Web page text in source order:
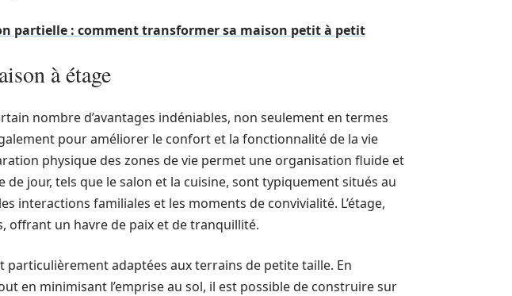
partielle : comment transformer sa maison petit à petit
à étage
nombre d’avantages indéniables, non seulement en termes
pour améliorer le confort et la fonctionnalité de la vie
physique des zones de vie permet une organisation fluide et
de jour, tels que le salon et la cuisine, sont typiquement situés au
interactions familiales et les moments de convivialité. L’étage,
offrant un havre de paix et de tranquillité.
particulièrement adaptées aux terrains de petite taille. En
en minimisant l’emprise au sol, il est possible de construire sur